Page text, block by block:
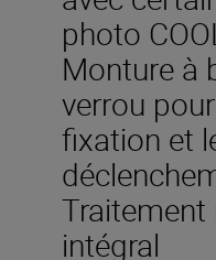
photo
Monture à
verrou
fixation et
intégral